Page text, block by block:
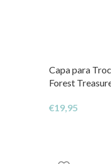
Capa para
Forest
€19,95